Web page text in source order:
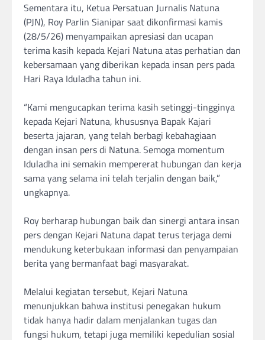
‎Sementara itu, Ketua Persatuan Jurnalis Natuna
(PJN), Roy Parlin Sianipar saat dikonfirmasi kamis
(28/5/26) menyampaikan apresiasi dan ucapan
terima kasih kepada Kejari Natuna atas perhatian dan
kebersamaan yang diberikan kepada insan pers pada
Hari Raya Iduladha tahun ini.
‎“Kami mengucapkan terima kasih setinggi-tingginya
kepada Kejari Natuna, khususnya Bapak Kajari
beserta jajaran, yang telah berbagi kebahagiaan
dengan insan pers di Natuna. Semoga momentum
Iduladha ini semakin mempererat hubungan dan kerja
sama yang selama ini telah terjalin dengan baik,”
ungkapnya.
‎Roy berharap hubungan baik dan sinergi antara insan
pers dengan Kejari Natuna dapat terus terjaga demi
mendukung keterbukaan informasi dan penyampaian
berita yang bermanfaat bagi masyarakat.
‎Melalui kegiatan tersebut, Kejari Natuna
menunjukkan bahwa institusi penegakan hukum
tidak hanya hadir dalam menjalankan tugas dan
fungsi hukum, tetapi juga memiliki kepedulian sosial